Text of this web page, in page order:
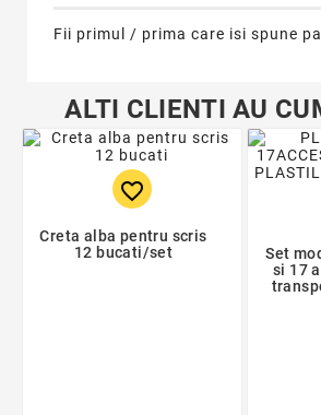
Fii primul / prima care isi spune
ALTI CLIENTI AU
favorite_border
Creta alba pentru scris
12 bucati/set
Set
si 17